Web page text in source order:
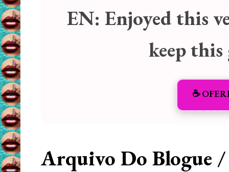
EN: Enjoyed this
keep
☕️
Arquivo Do Blogue